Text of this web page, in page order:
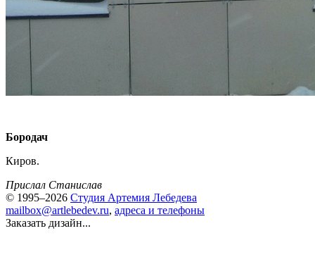
Бородач
Киров.
Прислал Станислав
© 1995–2026 Студия Артемия Лебедева
mailbox@artlebedev.ru, адреса и телефоны
Заказать дизайн...